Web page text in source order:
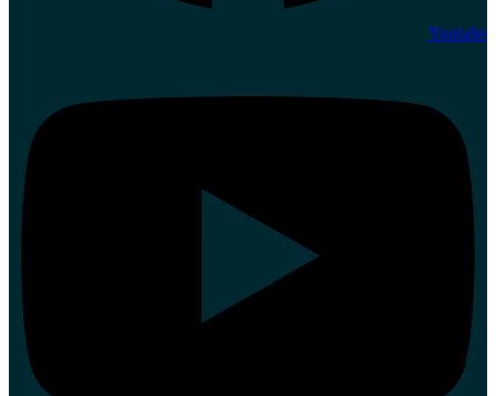
Youtube